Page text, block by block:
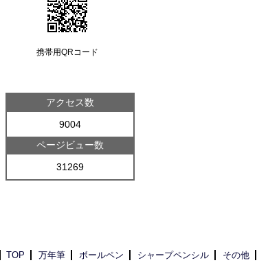
携帯用QRコード
アクセス数
9004
ページビュー数
31269
TOP 万年筆 ボールペン シャープペンシル その他